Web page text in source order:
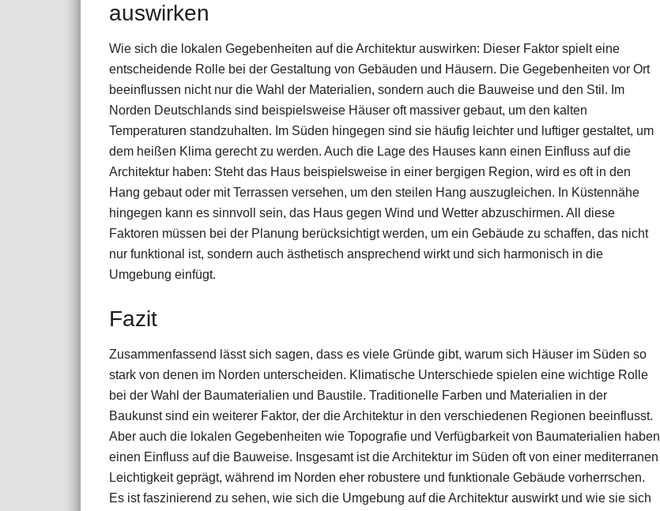
auswirken
Wie sich die lokalen Gegebenheiten auf die Architektur auswirken: Dieser Faktor spielt eine
entscheidende Rolle bei der Gestaltung von Gebäuden und Häusern. Die Gegebenheiten vor Ort
beeinflussen nicht nur die Wahl der Materialien, sondern auch die Bauweise und den Stil. Im
Norden Deutschlands sind beispielsweise Häuser oft massiver gebaut, um den kalten
Temperaturen standzuhalten. Im Süden hingegen sind sie häufig leichter und luftiger gestaltet, um
dem heißen Klima gerecht zu werden. Auch die Lage des Hauses kann einen Einfluss auf die
Architektur haben: Steht das Haus beispielsweise in einer bergigen Region, wird es oft in den
Hang gebaut oder mit Terrassen versehen, um den steilen Hang auszugleichen. In Küstennähe
hingegen kann es sinnvoll sein, das Haus gegen Wind und Wetter abzuschirmen. All diese
Faktoren müssen bei der Planung berücksichtigt werden, um ein Gebäude zu schaffen, das nicht
nur funktional ist, sondern auch ästhetisch ansprechend wirkt und sich harmonisch in die
Umgebung einfügt.
Fazit
Zusammenfassend lässt sich sagen, dass es viele Gründe gibt, warum sich Häuser im Süden so
stark von denen im Norden unterscheiden. Klimatische Unterschiede spielen eine wichtige Rolle
bei der Wahl der Baumaterialien und Baustile. Traditionelle Farben und Materialien in der
Baukunst sind ein weiterer Faktor, der die Architektur in den verschiedenen Regionen beeinflusst.
Aber auch die lokalen Gegebenheiten wie Topografie und Verfügbarkeit von Baumaterialien haben
einen Einfluss auf die Bauweise. Insgesamt ist die Architektur im Süden oft von einer mediterranen
Leichtigkeit geprägt, während im Norden eher robustere und funktionale Gebäude vorherrschen.
Es ist faszinierend zu sehen, wie sich die Umgebung auf die Architektur auswirkt und wie sie sich